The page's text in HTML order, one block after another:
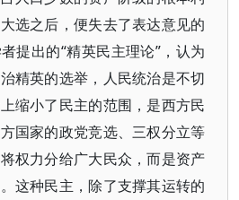
选之后，便失去了表达意见的
提出的“精英民主理论”，认为
精英的选举，人民统治是不切
缩小了民主的范围，是西方民
国家的政党竞选、三权分立等
权力分给广大民众，而是资产
这种民主，除了支撑其运转的